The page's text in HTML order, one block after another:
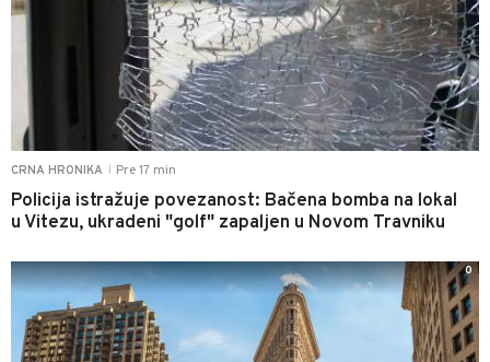
CRNA HRONIKA Pre 17 min
Policija istražuje povezanost: Bačena bomba na lokal
u Vitezu, ukradeni "golf" zapaljen u Novom Travniku
0